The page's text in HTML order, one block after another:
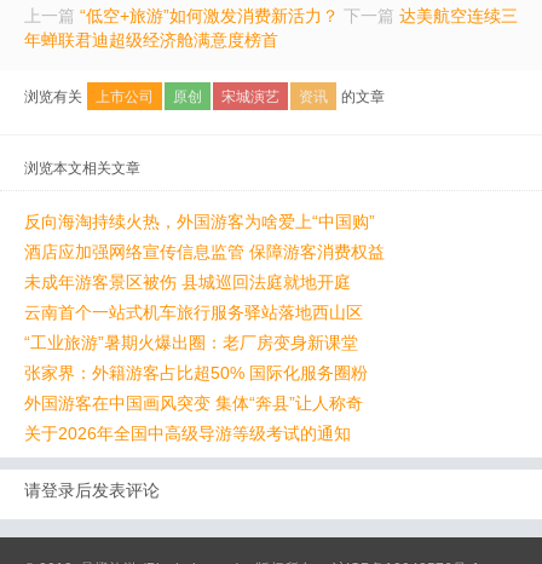
上一篇 “低空+旅游”如何激发消费新活力？ 下一篇 达美航空连续三
年蝉联君迪超级经济舱满意度榜首
浏览有关 上市公司 原创 宋城演艺 资讯 的文章
浏览本文相关文章
反向海淘持续火热，外国游客为啥爱上“中国购”
酒店应加强网络宣传信息监管 保障游客消费权益
未成年游客景区被伤 县城巡回法庭就地开庭
云南首个一站式机车旅行服务驿站落地西山区
“工业旅游”暑期火爆出圈：老厂房变身新课堂
张家界：外籍游客占比超50% 国际化服务圈粉
外国游客在中国画风突变 集体“奔县”让人称奇
关于2026年全国中高级导游等级考试的通知
请登录后发表评论